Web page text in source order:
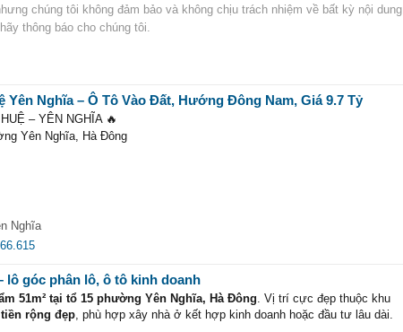
chúng tôi không đảm bảo và không chịu trách nhiệm về bất kỳ nội dung
thông báo cho chúng tôi.
Yên Nghĩa – Ô Tô Vào Đất, Hướng Đông Nam, Giá 9.7 Tỷ
– YÊN NGHĨA 🔥
Yên Nghĩa, Hà Đông
gần Quốc lộ 6 đang mở rộng 56m thênh thang, hạ tầng bứt phá, tiềm
đẹp
cực kỳ thông thoáng
thông thuận tiện
ĐH Điện lực…
Nghĩa
lô góc phân lô, ô tô kinh doanh
51m² tại tổ 15 phường Yên Nghĩa, Hà Đông . Vị trí cực đẹp thuộc khu
rộng đẹp , phù hợp xây nhà ở kết hợp kinh doanh hoặc đầu tư lâu dài.